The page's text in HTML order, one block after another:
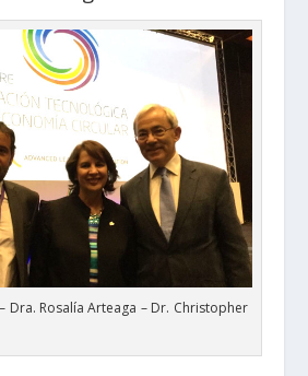
Dra. Rosalía Arteaga – Dr. Christopher